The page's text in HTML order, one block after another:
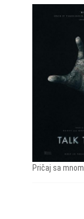
Pričaj sa mnom